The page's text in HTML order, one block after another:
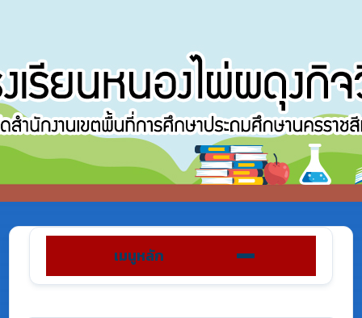
เมนูหลัก